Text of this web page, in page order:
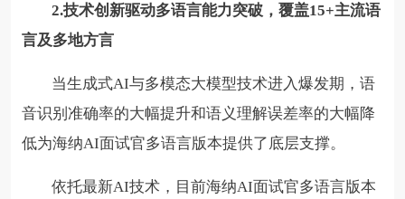
2.技术创新驱动多语言能力突破，覆盖15+主流语
言及多地方言
当生成式AI与多模态大模型技术进入爆发期，语
音识别准确率的大幅提升和语义理解误差率的大幅降
低为海纳AI面试官多语言版本提供了底层支撑。
依托最新AI技术，目前海纳AI面试官多语言版本